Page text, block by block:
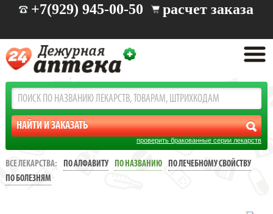
+7(929) 945-00-50 расчет заказа
проверить бракованные серии лекарств
ВСЕ ЛЕКАРСТВА: ПО АЛФАВИТУ ПО НАЗВАНИЮ
ПО ЛЕЧЕБНОМУ СВОЙСТВУ
ПО БОЛЕЗНЯМ